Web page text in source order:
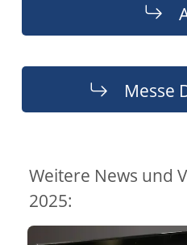
Messe
Weitere News und
2025: